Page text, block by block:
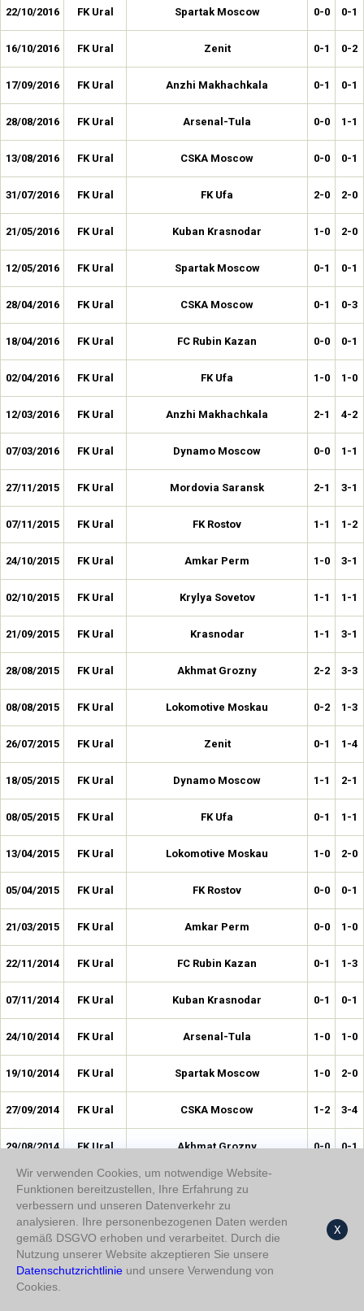
22/10/2016 FK Ural Spartak Moscow 0-0 0-1
16/10/2016 FK Ural Zenit 0-1 0-2
17/09/2016 FK Ural Anzhi Makhachkala 0-1 0-1
28/08/2016 FK Ural Arsenal-Tula 0-0 1-1
13/08/2016 FK Ural CSKA Moscow 0-0 0-1
31/07/2016 FK Ural FK Ufa 2-0 2-0
21/05/2016 FK Ural Kuban Krasnodar 1-0 2-0
12/05/2016 FK Ural Spartak Moscow 0-1 0-1
28/04/2016 FK Ural CSKA Moscow 0-1 0-3
18/04/2016 FK Ural FC Rubin Kazan 0-0 0-1
02/04/2016 FK Ural FK Ufa 1-0 1-0
12/03/2016 FK Ural Anzhi Makhachkala 2-1 4-2
07/03/2016 FK Ural Dynamo Moscow 0-0 1-1
27/11/2015 FK Ural Mordovia Saransk 2-1 3-1
07/11/2015 FK Ural FK Rostov 1-1 1-2
24/10/2015 FK Ural Amkar Perm 1-0 3-1
02/10/2015 FK Ural Krylya Sovetov 1-1 1-1
21/09/2015 FK Ural Krasnodar 1-1 3-1
28/08/2015 FK Ural Akhmat Grozny 2-2 3-3
08/08/2015 FK Ural Lokomotive Moskau 0-2 1-3
26/07/2015 FK Ural Zenit 0-1 1-4
18/05/2015 FK Ural Dynamo Moscow 1-1 2-1
08/05/2015 FK Ural FK Ufa 0-1 1-1
13/04/2015 FK Ural Lokomotive Moskau 1-0 2-0
05/04/2015 FK Ural FK Rostov 0-0 0-1
21/03/2015 FK Ural Amkar Perm 0-0 1-0
22/11/2014 FK Ural FC Rubin Kazan 0-1 1-3
07/11/2014 FK Ural Kuban Krasnodar 0-1 0-1
24/10/2014 FK Ural Arsenal-Tula 1-0 1-0
19/10/2014 FK Ural Spartak Moscow 1-0 2-0
27/09/2014 FK Ural CSKA Moscow 1-2 3-4
29/08/2014 FK Ural Akhmat Grozny 0-0 0-1
16/08/2014 FK Ural Torpedo Moskova
13/08/2014 FK Ural Zenit 1-1 1-2
10/08/2014 FK Ural Krasnodar
02/08/2014
Wir verwenden Cookies, um notwendige Website-
Funktionen bereitzustellen, Ihre Erfahrung zu
verbessern und unseren Datenverkehr zu
analysieren. Ihre personenbezogenen Daten werden
gemäß DSGVO erhoben und verarbeitet. Durch die
Nutzung unserer Website akzeptieren Sie unsere
Datenschutzrichtlinie und unsere Verwendung von
Cookies.
X